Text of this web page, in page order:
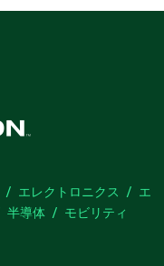
エレクトロニクス
エ
半導体 モビリティ